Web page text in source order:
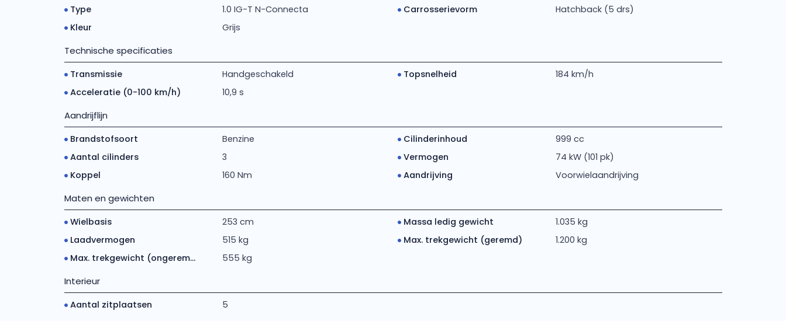
Type
1.0 IG-T N-Connecta Carrosserievorm
Hatchback (5 drs)
Kleur
Grijs
Technische specificaties
Transmissie Handgeschakeld Topsnelheid
184 km/h
Acceleratie (0-100 km/h)
10,9 s
Aandrijflijn
Brandstofsoort Benzine Cilinderinhoud
999 cc
Aantal cilinders
3 Vermogen
74 kW (101 pk)
Koppel
160 Nm Aandrijving Voorwielaandrijving
Maten en gewichten
Wielbasis 253 cm Massa ledig gewicht
1.035 kg
Laadvermogen
515 kg Max. trekgewicht (geremd)
1.200 kg
Max. trekgewicht (ongerem...
555 kg
Interieur
Aantal zitplaatsen 5